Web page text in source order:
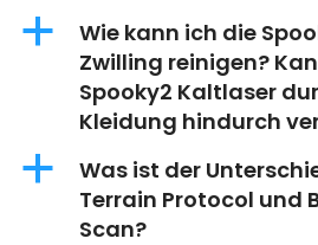
a
Wie kann ich die
Zwilling reinigen?
Spooky2 Kaltlaser
Kleidung hindurch
a
Was ist der
Terrain Protocol und
Scan?